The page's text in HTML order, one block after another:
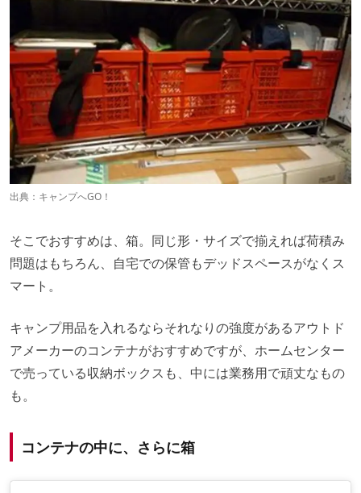
出典： キャンプへGO！
そこでおすすめは、箱。同じ形・サイズで揃えれば荷積み
問題はもちろん、自宅での保管もデッドスペースがなくス
マート。
キャンプ用品を入れるならそれなりの強度があるアウトド
アメーカーのコンテナがおすすめですが、ホームセンター
で売っている収納ボックスも、中には業務用で頑丈なもの
も。
コンテナの中に、さらに箱